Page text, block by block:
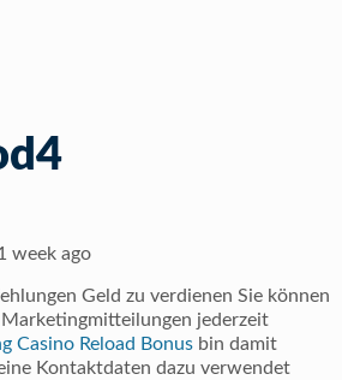
week ago
Geld zu verdienen Sie können
jederzeit
Casino Reload Bonus bin damit
Kontaktdaten dazu verwendet